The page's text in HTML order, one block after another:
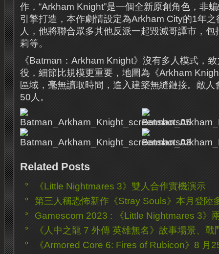
作，“Arkham Knight”是一個全新原創角色，非
引擎打造，本作劇情設定為Arkham City的1年
人，他將聯合眾多其他反派一起毀滅哥譚市，
莉等。
《Batman：Arkham Knight》沒有多人模式，
役，細節比規模更重要，地圖為《Arkham
區域，毫無讀取時間，進入建築無縫鏈接。敵
50人。
Related Posts
《Little Nightmares 3》雙人合作實機演示
第三人稱恐怖新作《Stray Souls》本月登陸
Gamescom 2023 : 《Little Nightmares 3》
《人中之龍 7 外傳 英雄無名》故事場景、戰
《Armored Core 6: Fires of Rubicon》8 月